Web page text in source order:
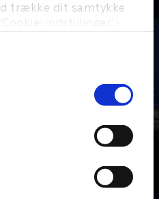
trække dit samtykke
indstillinger’ i